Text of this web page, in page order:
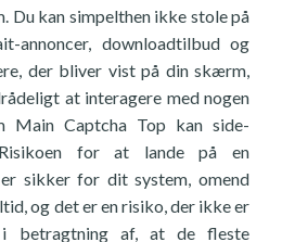
Du kan simpelthen ikke stole på
annoncer, downloadtilbud og
der bliver vist på din skærm,
at interagere med nogen
Main Captcha Top kan side-
for at lande på en
sikker for dit system, omend
og det er en risiko, der ikke er
af, at de fleste